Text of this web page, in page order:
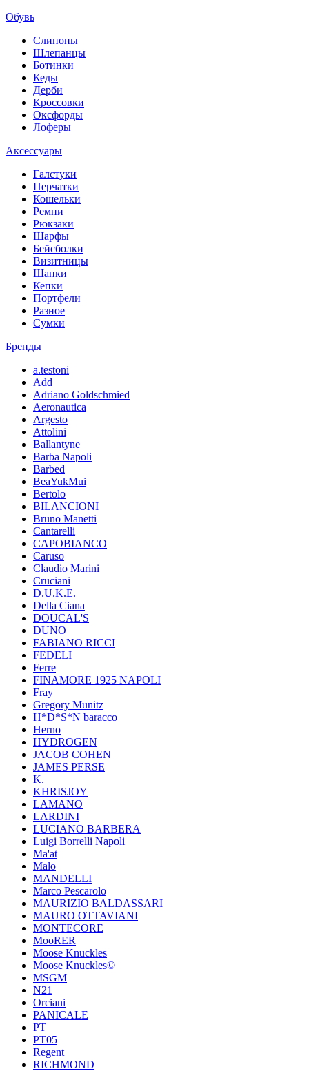
Обувь
Слипоны
Шлепанцы
Ботинки
Кеды
Дерби
Кроссовки
Оксфорды
Лоферы
Аксессуары
Галстуки
Перчатки
Кошельки
Ремни
Рюкзаки
Шарфы
Бейсболки
Визитницы
Шапки
Кепки
Портфели
Разное
Сумки
Бренды
a.testoni
Add
Adriano Goldschmied
Aeronautica
Argesto
Attolini
Ballantyne
Barba Napoli
Barbed
BeaYukMui
Bertolo
BILANCIONI
Bruno Manetti
Cantarelli
CAPOBIANCO
Caruso
Claudio Marini
Cruciani
D.U.K.E.
Della Ciana
DOUCAL'S
DUNO
FABIANO RICCI
FEDELI
Ferre
FINAMORE 1925 NAPOLI
Fray
Gregory Munitz
H*D*S*N baracco
Herno
HYDROGEN
JACOB COHEN
JAMES PERSE
K.
KHRISJOY
LAMANO
LARDINI
LUCIANO BARBERA
Luigi Borrelli Napoli
Ma'at
Malo
MANDELLI
Marco Pescarolo
MAURIZIO BALDASSARI
MAURO OTTAVIANI
MONTECORE
MooRER
Moose Knuckles
Moose Knuckles©️
MSGM
N21
Orciani
PANICALE
PT
PT05
Regent
RICHMOND